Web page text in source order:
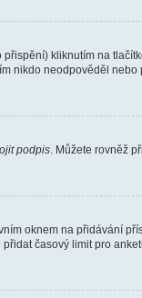
přispění) kliknutím na
nikdo neodpověděl
podpis. Můžete rovněž
oknem na přidávání
přidat časový limit pro